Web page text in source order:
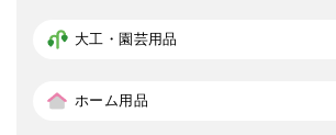
大工・園芸用品
ホーム用品